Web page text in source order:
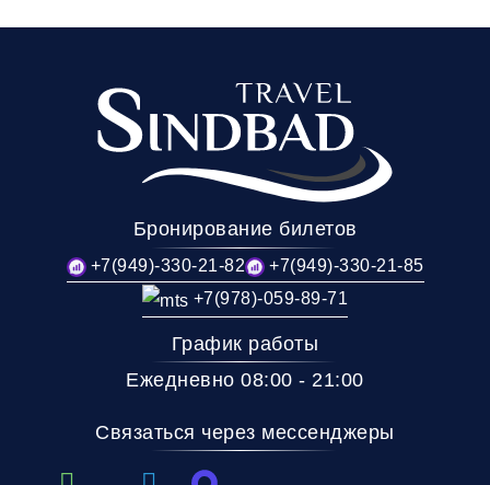
Бронирование билетов
+7(949)-330-21-82
+7(949)-330-21-85
+7(978)-059-89-71
График работы
Ежедневно 08:00 - 21:00
Связаться через мессенджеры